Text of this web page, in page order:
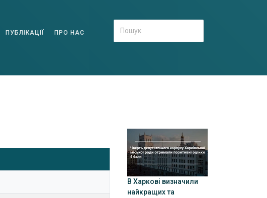
ПУБЛІКАЦІЇ ПРО НАС
В Харкові визначили
найкращих та